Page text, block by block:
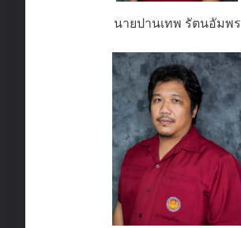
นายปานเทพ รัตนอัมพร